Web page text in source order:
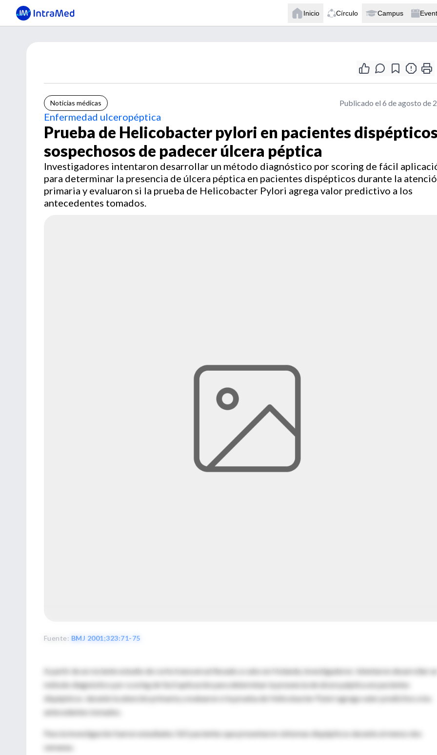
Inicio Círculo Campus
Noticias médicas Publicado el 6 de agosto de
Enfermedad ulceropéptica
Prueba de Helicobacter pylori en pacientes
sospechosos de padecer úlcera péptica
Investigadores intentaron desarrollar un método diagnóstico por scoring de fácil
para determinar la presencia de úlcera péptica en pacientes dispépticos durante la
primaria y evaluaron si la prueba de Helicobacter Pylori agrega valor predictivo a los
antecedentes tomados.
Fuente: BMJ 2001;323:71-75
A partir de un reciente estudio de corte transversal llevado a cabo en Holanda, investigadores intentaron desarrollar un
método diagnóstico por scoring de fácil aplicación para determinar la presencia de úlcera péptica en pacientes
dispépticos durante la atención primaria y evaluaron si la prueba de Helicobacter Pylori agrega valor predictivo a los
antecedentes tomados.
Para la investigación fueron estudiados 565 pacientes que presentaron síntomas dispépticos durante al menos dos
semanas.